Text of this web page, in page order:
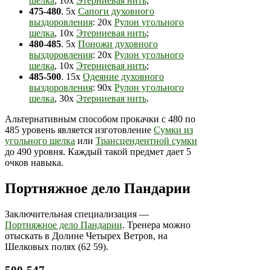
475-480. 5х Сапоги духовного
выздоровления: 20х Рулон угольного
шелка, 10х Этерниевая нить;
480-485. 5х Поножи духовного
выздоровления: 20х Рулон угольного
шелка, 10х Этерниевая нить;
485-500. 15х Одеяние духовного
выздоровления: 90х Рулон угольного
шелка, 30х Этерниевая нить.
Альтернативным способом прокачки с 480 по
485 уровень является изготовление Сумки из
угольного шелка или Трансцендентной сумки
до 490 уровня. Каждый такой предмет дает 5
очков навыка.
Портняжное дело Пандарии
Заключительная специализация —
Портняжное дело Пандарии. Тренера можно
отыскать в Долине Четырех Ветров, на
Шелковых полях (62 59).